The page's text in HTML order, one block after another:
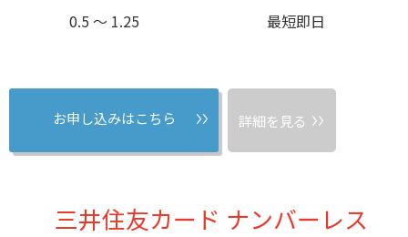
0.5 〜 1.25
最短即日
お申し込みはこちら 詳細を見る
三井住友カード ナンバーレス